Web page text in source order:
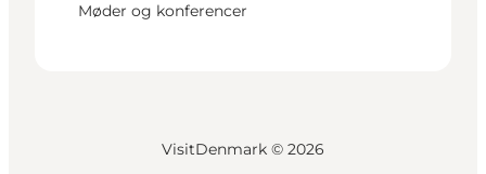
Møder og konferencer
VisitDenmark © 2026